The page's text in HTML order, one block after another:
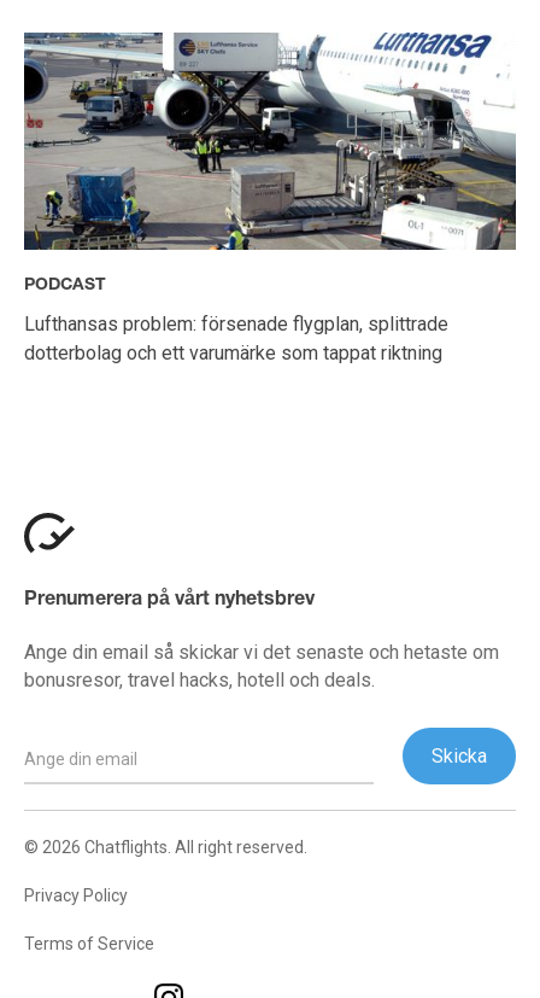
PODCAST
Lufthansas problem: försenade flygplan, splittrade
dotterbolag och ett varumärke som tappat riktning
Prenumerera på vårt nyhetsbrev
Ange din email så skickar vi det senaste och hetaste om
bonusresor, travel hacks, hotell och deals.
© 2026 Chatflights. All right reserved.
Privacy Policy
Terms of Service